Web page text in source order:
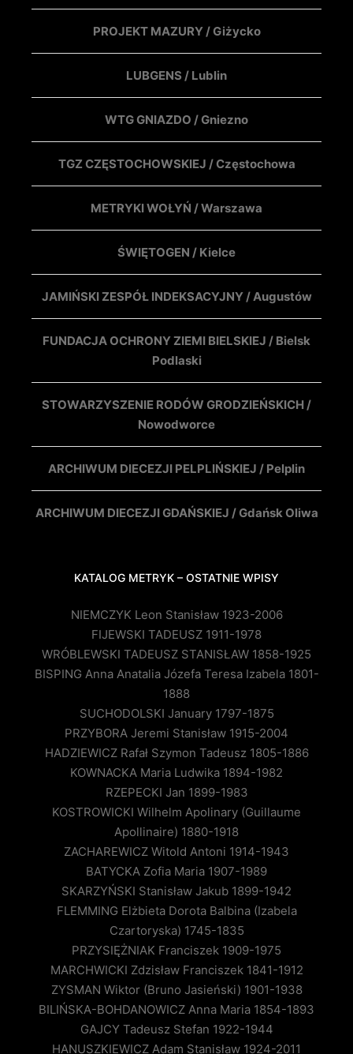
PROJEKT MAZURY / Giżycko
LUBGENS / Lublin
WTG GNIAZDO / Gniezno
TGZ CZĘSTOCHOWSKIEJ / Częstochowa
METRYKI WOŁYŃ / Warszawa
ŚWIĘTOGEN / Kielce
JAMIŃSKI ZESPÓŁ INDEKSACYJNY / Augustów
FUNDACJA OCHRONY ZIEMI BIELSKIEJ / Bielsk
Podlaski
STOWARZYSZENIE RODÓW GRODZIEŃSKICH /
Nowodworce
ARCHIWUM DIECEZJI PELPLIŃSKIEJ / Pelplin
ARCHIWUM DIECEZJI GDAŃSKIEJ / Gdańsk Oliwa
KATALOG METRYK – OSTATNIE WPISY
NIEMCZYK Leon Stanisław 1923-2006
FIJEWSKI TADEUSZ 1911-1978
WRÓBLEWSKI TADEUSZ STANISŁAW 1858-1925
BISPING Anna Anatalia Józefa Teresa Izabela 1801-
1888
SUCHODOLSKI January 1797-1875
PRZYBORA Jeremi Stanisław 1915-2004
HADZIEWICZ Rafał Szymon Tadeusz 1805-1886
KOWNACKA Maria Ludwika 1894-1982
RZEPECKI Jan 1899-1983
KOSTROWICKI Wilhelm Apolinary (Guillaume
Apollinaire) 1880-1918
ZACHAREWICZ Witold Antoni 1914-1943
BATYCKA Zofia Maria 1907-1989
SKARZYŃSKI Stanisław Jakub 1899-1942
FLEMMING Elżbieta Dorota Balbina (Izabela
Czartoryska) 1745-1835
PRZYSIĘŻNIAK Franciszek 1909-1975
MARCHWICKI Zdzisław Franciszek 1841-1912
ZYSMAN Wiktor (Bruno Jasieński) 1901-1938
BILIŃSKA-BOHDANOWICZ Anna Maria 1854-1893
GAJCY Tadeusz Stefan 1922-1944
HANUSZKIEWICZ Adam Stanisław 1924-2011